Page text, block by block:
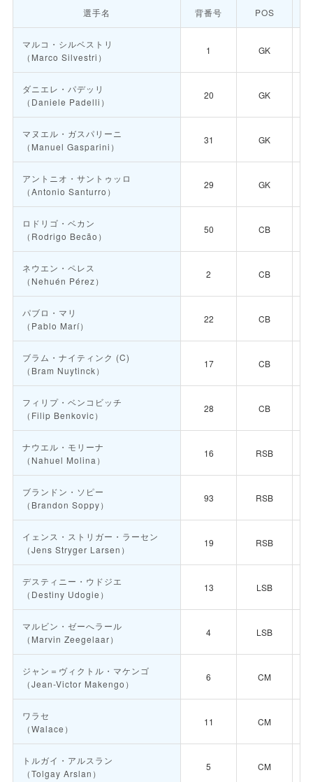
選手名 背番号 POS
マルコ・シルベストリ
（Marco Silvestri）
1 GK
ダニエレ・パデッリ
（Daniele Padelli）
20 GK
マヌエル・ガスパリーニ
（Manuel Gasparini）
31 GK
アントニオ・サントゥッロ
（Antonio Santurro）
29 GK
ロドリゴ・ベカン
（Rodrigo Becão）
50 CB
ネウエン・ペレス
（Nehuén Pérez）
2 CB
パブロ・マリ
（Pablo Marí）
22 CB
ブラム・ナイティンク (C)
（Bram Nuytinck）
17 CB
フィリプ・ベンコビッチ
（Filip Benkovic）
28 CB
ナウエル・モリーナ
（Nahuel Molina）
16 RSB
ブランドン・ソピー
（Brandon Soppy）
93 RSB
イェンス・ストリガー・ラーセン
（Jens Stryger Larsen）
19 RSB
デスティニー・ウドジエ
（Destiny Udogie）
13 LSB
マルビン・ゼーへラール
（Marvin Zeegelaar）
4 LSB
ジャン＝ヴィクトル・マケンゴ
（Jean-Victor Makengo）
6 CM
ワラセ
（Walace）
11 CM
トルガイ・アルスラン
（Tolgay Arslan）
5 CM